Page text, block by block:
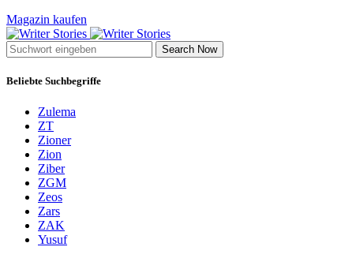
Magazin kaufen
Search Now
Beliebte Suchbegriffe
Zulema
ZT
Zioner
Zion
Ziber
ZGM
Zeos
Zars
ZAK
Yusuf